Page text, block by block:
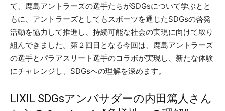
て、鹿島アントラーズの選手たちがSDGsについて学ぶとと
もに、アントラーズとしてもスポーツを通じたSDGsの啓発
活動を協力して推進し、持続可能な社会の実現に向けて取り
組んできました。第２回目となる今回は、鹿島アントラーズ
の選手とパラアスリート選手のコラボが実現し、新たな体験
にチャレンジし、SDGsへの理解を深めます。
LIXIL SDGsアンバサダーの内田篤人さん